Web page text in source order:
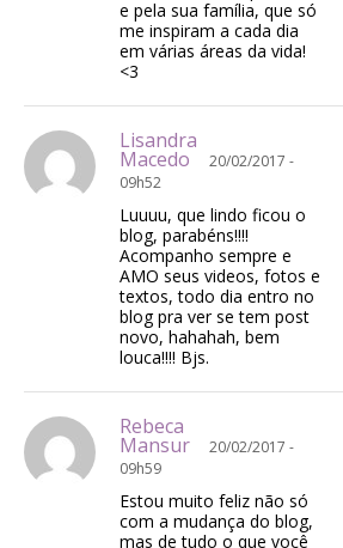
e pela sua família, que só
me inspiram a cada dia
em várias áreas da vida!
<3
Lisandra
Macedo
20/02/2017 -
09h52
Luuuu, que lindo ficou o
blog, parabéns!!!!
Acompanho sempre e
AMO seus videos, fotos e
textos, todo dia entro no
blog pra ver se tem post
novo, hahahah, bem
louca!!!! Bjs.
Rebeca
Mansur
20/02/2017 -
09h59
Estou muito feliz não só
com a mudança do blog,
mas de tudo o que você